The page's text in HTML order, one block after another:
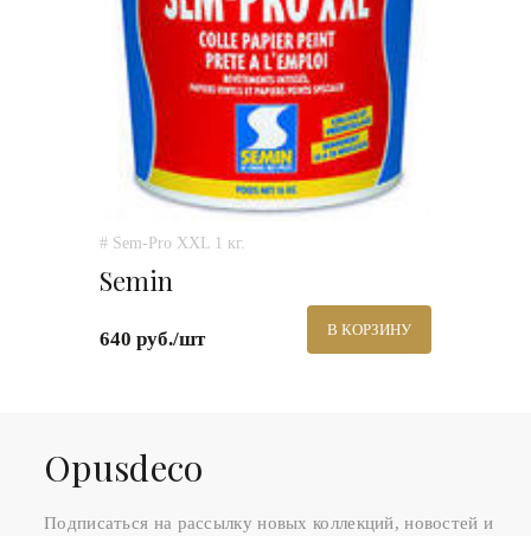
# Sem-Pro XXL 1 кг.
Semin
640 руб./шт В КОРЗИНУ
Оpusdeco
Подписаться на рассылку новых коллекций, новостей и